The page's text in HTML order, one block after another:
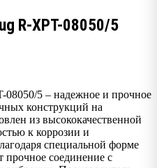
R-XPT-08050/5
5 – надежное и прочное
конструкций на
из высококачественной
к коррозии и
специальной форме
прочное соединение с